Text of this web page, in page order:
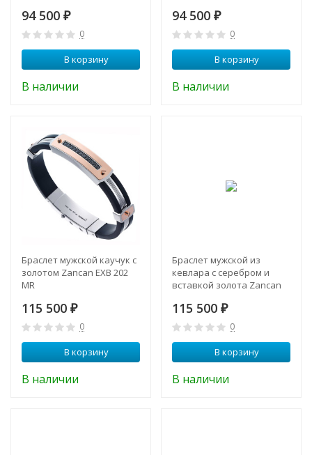
94 500 ₽
0
В корзину
В наличии
94 500 ₽
0
В корзину
В наличии
Браслет мужской каучук с
золотом Zancan EXB 202
MR
115 500 ₽
0
В корзину
В наличии
Браслет мужской из
кевлара с серебром и
вставкой золота Zancan
115 500 ₽
0
В корзину
В наличии